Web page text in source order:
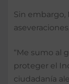
Sin embargo,
“Me sumo al
proteger el
ciudadanía